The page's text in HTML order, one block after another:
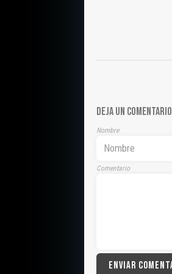
DEJA UN COMENTARIO
Nombre
Comentario